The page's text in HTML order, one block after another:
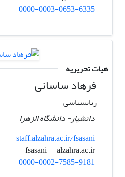
0000-0003-0653-6335
هیات تحریریه
فرهاد ساسانی
زبانشناسی
دانشیار- دانشگاه الزهرا
staff.alzahra.ac.ir/fsasani
fsasani
alzahra.ac.ir
0000-0002-7585-9181